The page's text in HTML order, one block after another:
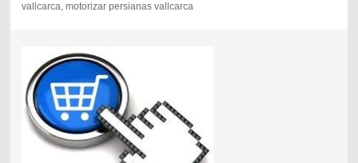
vallcarca, motorizar persianas vallcarca